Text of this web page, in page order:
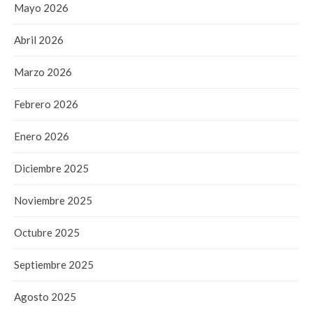
Mayo 2026
Abril 2026
Marzo 2026
Febrero 2026
Enero 2026
Diciembre 2025
Noviembre 2025
Octubre 2025
Septiembre 2025
Agosto 2025